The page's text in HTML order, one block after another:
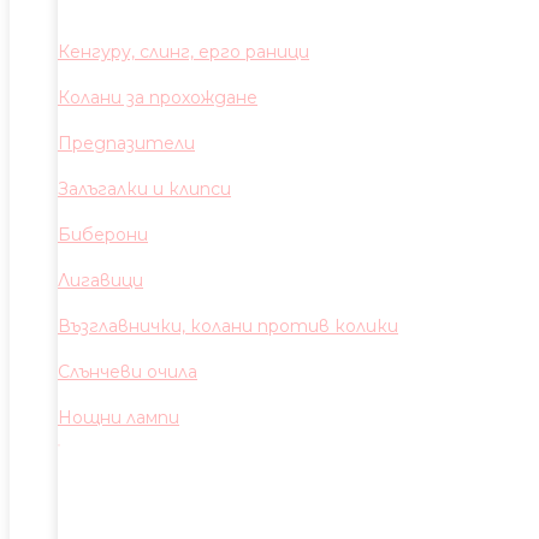
Кенгуру, слинг, ерго раници
Колани за прохождане
Предпазители
Залъгалки и клипси
Биберони
Лигавици
Възглавнички, колани против колики
Слънчеви очила
Нощни лампи